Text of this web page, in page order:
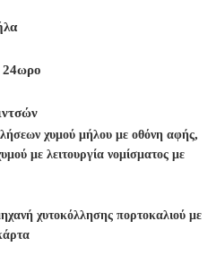
24ωρο
χυμού μήλου με οθόνη αφής,
με λειτουργία νομίσματος με
χυτοκόλλησης πορτοκαλιού με